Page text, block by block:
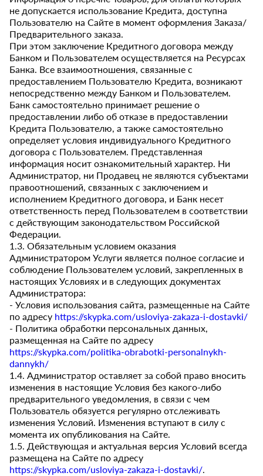
не допускается использование Кредита, доступна
Пользователю на Сайте в момент оформления Заказа/
Предварительного заказа.
При этом заключение Кредитного договора между
Банком и Пользователем осуществляется на Ресурсах
Банка. Все взаимоотношения, связанные с
предоставлением Пользователю Кредита, возникают
непосредственно между Банком и Пользователем.
Банк самостоятельно принимает решение о
предоставлении либо об отказе в предоставлении
Кредита Пользователю, а также самостоятельно
определяет условия индивидуального Кредитного
договора с Пользователем. Представленная
информация носит ознакомительный характер. Ни
Администратор, ни Продавец не являются субъектами
правоотношений, связанных с заключением и
исполнением Кредитного договора, и Банк несет
ответственность перед Пользователем в соответствии
с действующим законодательством Российской
Федерации.
1.3. Обязательным условием оказания
Администратором Услуги является полное согласие и
соблюдение Пользователем условий, закрепленных в
настоящих Условиях и в следующих документах
Администратора:
- Условия использования сайта, размещенные на Сайте
по адресу https://skypka.com/usloviya-zakaza-i-dostavki/
- Политика обработки персональных данных,
размещенная на Сайте по адресу
https://skypka.com/politika-obrabotki-personalnykh-
dannykh/
1.4. Администратор оставляет за собой право вносить
изменения в настоящие Условия без какого-либо
предварительного уведомления, в связи с чем
Пользователь обязуется регулярно отслеживать
изменения Условий. Изменения вступают в силу с
момента их опубликования на Сайте.
1.5. Действующая и актуальная версия Условий всегда
размещена на Сайте по адресу
https://skypka.com/usloviya-zakaza-i-dostavki/.